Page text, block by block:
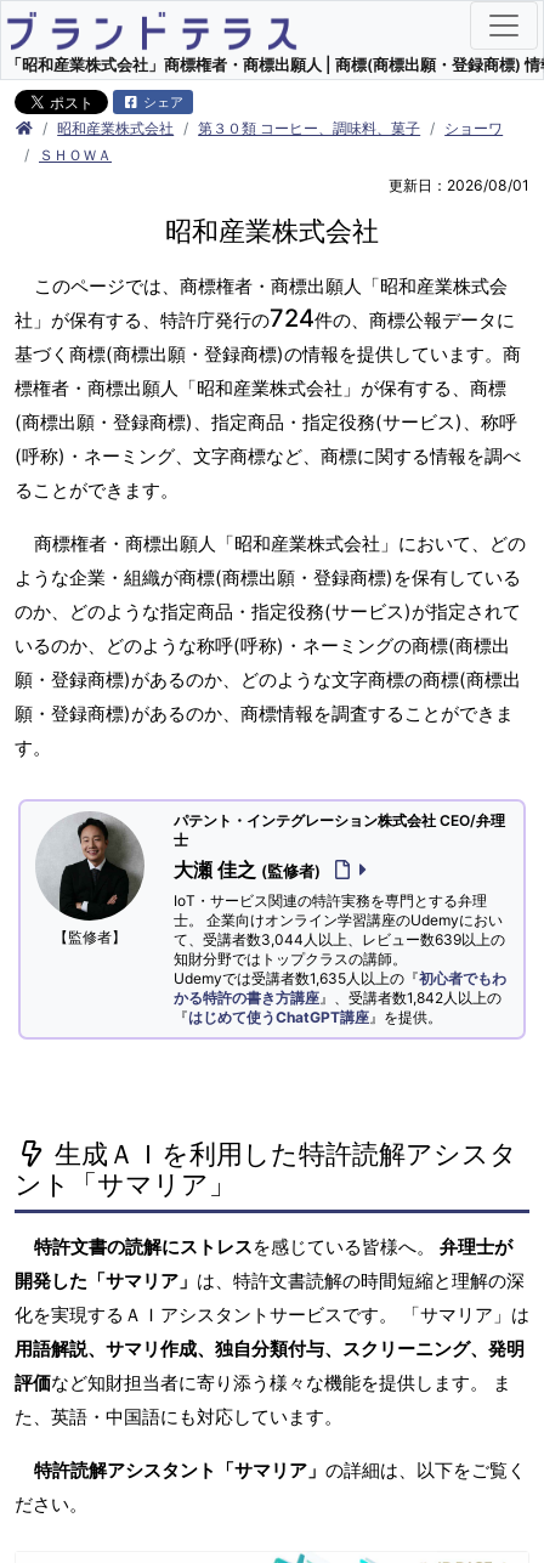
「昭和産業株式会社」商標権者・商標出願人 | 商標(商標出願・登録商標) 情
シェア
昭和産業株式会社 第３０類 コーヒー、調味料、菓子
ショーワ
ＳＨＯＷＡ
更新日：2026/08/01
昭和産業株式会社
このページでは、商標権者・商標出願人「昭和産業株式会
社」が保有する、特許庁発行の724件の、商標公報データに
基づく商標(商標出願・登録商標)の情報を提供しています。商
標権者・商標出願人「昭和産業株式会社」が保有する、商標
(商標出願・登録商標)、指定商品・指定役務(サービス)、称呼
(呼称)・ネーミング、文字商標など、商標に関する情報を調べ
ることができます。
商標権者・商標出願人「昭和産業株式会社」において、どの
ような企業・組織が商標(商標出願・登録商標)を保有している
のか、どのような指定商品・指定役務(サービス)が指定されて
いるのか、どのような称呼(呼称)・ネーミングの商標(商標出
願・登録商標)があるのか、どのような文字商標の商標(商標出
願・登録商標)があるのか、商標情報を調査することができま
す。
【監修者】
パテント・インテグレーション株式会社 CEO/弁理
士
大瀬 佳之 (監修者)
IoT・サービス関連の特許実務を専門とする弁理
士。 企業向けオンライン学習講座のUdemyにおい
て、受講者数3,044人以上、レビュー数639以上の
知財分野ではトップクラスの講師。
Udemyでは受講者数1,635人以上の『初心者でもわ
かる特許の書き方講座 』、受講者数1,842人以上の
『はじめて使うChatGPT講座 』を提供。
生成ＡＩを利用した特許読解アシスタ
ント「サマリア」
特許文書の読解にストレスを感じている皆様へ。 弁理士が
開発した「サマリア」 は、特許文書読解の時間短縮と理解の深
化を実現するＡＩアシスタントサービスです。 「サマリア」は
用語解説、サマリ作成、独自分類付与、スクリーニング、発明
評価など知財担当者に寄り添う様々な機能を提供します。 ま
た、英語・中国語にも対応しています。
特許読解アシスタント「サマリア」 の詳細は、以下をご覧く
ださい。